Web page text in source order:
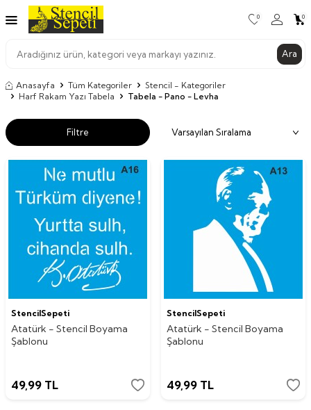
Ara
0 0
Anasayfa Tüm Kategoriler
Stencil - Kategoriler
Harf Rakam Yazı Tabela
Tabela - Pano - Levha
Filtre
StencilSepeti
Atatürk - Stencil Boyama
Şablonu
49,99 TL
StencilSepeti
Atatürk - Stencil Boyama
Şablonu
49,99 TL